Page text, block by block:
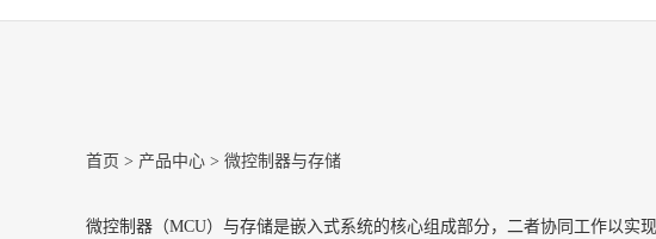
首页 > 产品中心 > 微控制器与存储
微控制器（MCU）与存储‌是嵌入式系统的核心组成部分，二者协同工作以